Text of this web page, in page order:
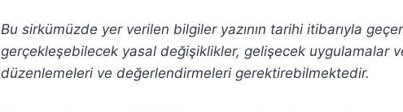
Bu sirkümüzde yer verilen bilgiler yazının tarihi itibarıyla
gerçekleşebilecek yasal değişiklikler, gelişecek uygulamalar
düzenlemeleri ve değerlendirmeleri gerektirebilmektedir.